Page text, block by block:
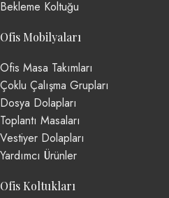
Bekleme Koltuğu
Ofis Mobilyaları
Ofis Masa Takımları
Çoklu Çalışma Grupları
Dosya Dolapları
Toplantı Masaları
Vestiyer Dolapları
Yardımcı Ürünler
Ofis Koltukları